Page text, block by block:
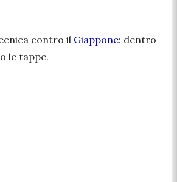
contro il Giappone: dentro
le tappe.